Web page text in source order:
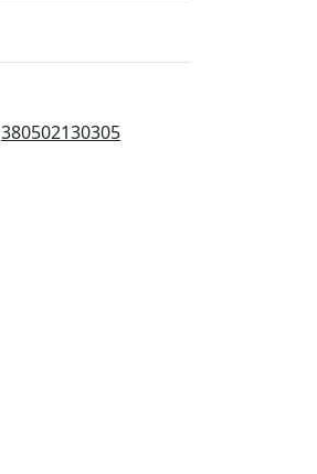
380502130305